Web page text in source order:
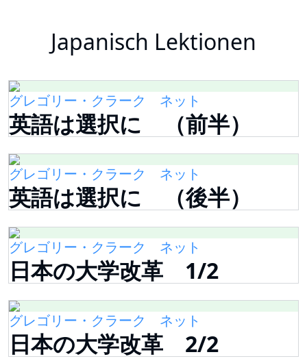
Japanisch Lektionen
グレゴリー・クラーク ネット
英語は選択に （前半）
グレゴリー・クラーク ネット
英語は選択に （後半）
グレゴリー・クラーク ネット
日本の大学改革 1/2
グレゴリー・クラーク ネット
日本の大学改革 2/2